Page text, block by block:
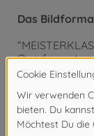
Das
Querformat
untereinander
für eine
und sichtbare
wesentlich
sondern